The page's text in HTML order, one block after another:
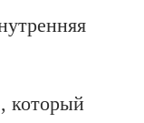
который